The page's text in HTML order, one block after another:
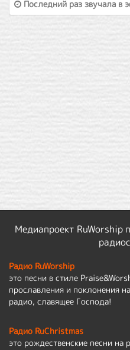
Последний раз звучала в
Медиапроект RuWorship
Радио RuWorship
это песни в стиле
прославления и поклонения
радио, славящее Господа!
Радио RuChristmas
это рождественские песни на